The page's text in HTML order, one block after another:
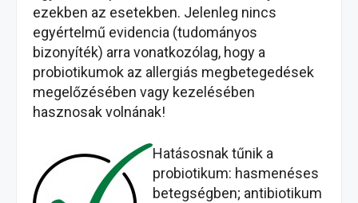
ezekben az esetekben. Jelenleg nincs
egyértelmű evidencia (tudományos
bizonyíték) arra vonatkozólag, hogy a
probiotikumok az allergiás megbetegedések
megelőzésében vagy kezelésében
hasznosak volnának!
Hatásosnak tűnik a
probiotikum: hasmenéses
betegségben; antibiotikum